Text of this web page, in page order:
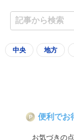
中央 地方
P 便利でお
お気づきの